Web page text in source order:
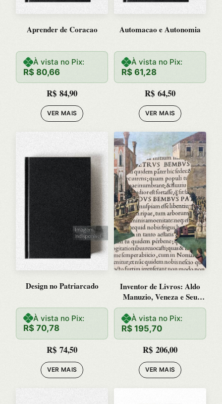
Aprender de Coracao
À vista no Pix:
R$ 80,66
R$ 84,90
VER MAIS
Automacao e Autonomia
À vista no Pix:
R$ 61,28
R$ 64,50
VER MAIS
Design no Patriarcado
À vista no Pix:
R$ 70,78
R$ 74,50
VER MAIS
Inventor de Livros: Aldo
Manuzio, Veneza e Seu
Tempo
À vista no Pix:
R$ 195,70
R$ 206,00
VER MAIS